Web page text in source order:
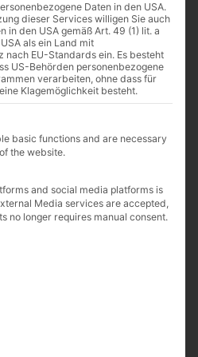
Daten in den USA.
dieser Services willigen Sie auch
in den USA gemäß Art. 49 (1) lit. a
als ein Land mit
nach EU-Standards ein. Es besteht
US-Behörden personenbezogene
verarbeiten, ohne dass für
Klagemöglichkeit besteht.
Service-Gruppen, für die eine
basic functions and are necessary
the website.
and social media platforms is
Media services are accepted,
no longer requires manual consent.